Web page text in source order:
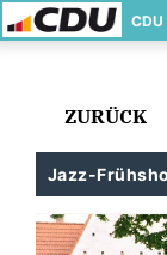
ZURÜCK
Jazz-